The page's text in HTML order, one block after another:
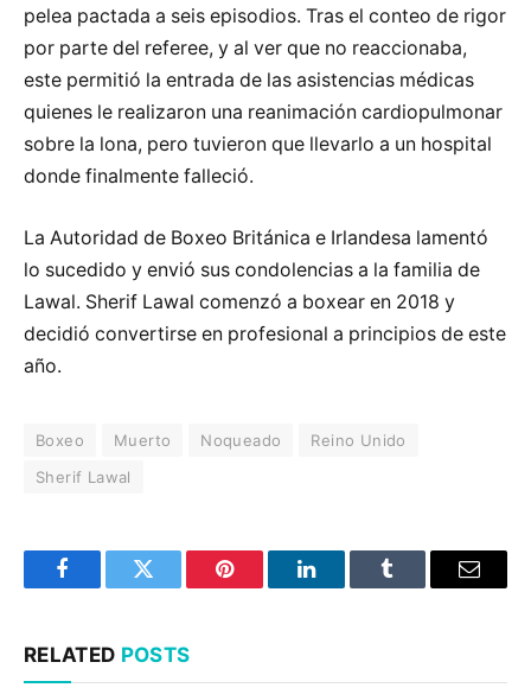
pelea pactada a seis episodios. Tras el conteo de rigor
por parte del referee, y al ver que no reaccionaba,
este permitió la entrada de las asistencias médicas
quienes le realizaron una reanimación cardiopulmonar
sobre la lona, pero tuvieron que llevarlo a un hospital
donde finalmente falleció.
La Autoridad de Boxeo Británica e Irlandesa lamentó
lo sucedido y envió sus condolencias a la familia de
Lawal. Sherif Lawal comenzó a boxear en 2018 y
decidió convertirse en profesional a principios de este
año.
Boxeo Muerto Noqueado
Reino Unido
Sherif Lawal
FacebookTwitter Pinterest LinkedInTumblr Email
RELATED POSTS